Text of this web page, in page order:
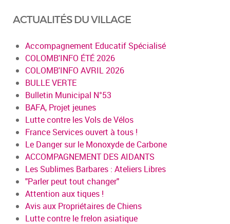
ACTUALITÉS DU VILLAGE
Accompagnement Educatif Spécialisé
COLOMB'INFO ÉTÉ 2026
COLOMB'INFO AVRIL 2026
BULLE VERTE
Bulletin Municipal N°53
BAFA, Projet jeunes
Lutte contre les Vols de Vélos
France Services ouvert à tous !
Le Danger sur le Monoxyde de Carbone
ACCOMPAGNEMENT DES AIDANTS
Les Sublimes Barbares : Ateliers Libres
"Parler peut tout changer"
Attention aux tiques !
Avis aux Propriétaires de Chiens
Lutte contre le frelon asiatique